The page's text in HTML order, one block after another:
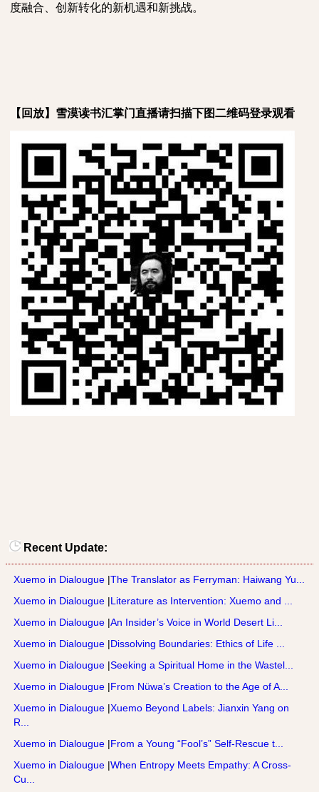
度融合、创新转化的新机遇和新挑战。
【回放】雪漠读书汇掌门直播请扫描下图二维码登录观看
Recent Update:
Xuemo in Dialougue |The Translator as Ferryman: Haiwang Yu...
Xuemo in Dialougue |Literature as Intervention: Xuemo and ...
Xuemo in Dialougue |An Insider’s Voice in World Desert Li...
Xuemo in Dialougue |Dissolving Boundaries: Ethics of Life ...
Xuemo in Dialougue |Seeking a Spiritual Home in the Wastel...
Xuemo in Dialougue |From Nüwa’s Creation to the Age of A...
Xuemo in Dialougue |Xuemo Beyond Labels: Jianxin Yang on
R...
Xuemo in Dialougue |From a Young “Fool’s” Self-Rescue t...
Xuemo in Dialougue |When Entropy Meets Empathy: A Cross-
Cu...